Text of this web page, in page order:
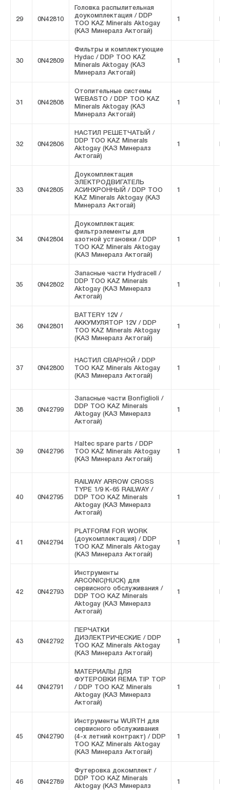
29 0N42810
Головка распылительная
доукомплектация / DDP
ТОО KAZ Minerals Aktogay
(КАЗ Минералз Актогай)
1
30 0N42809
Фильтры и комплектующие
Hydac / DDP ТОО KAZ
Minerals Aktogay (КАЗ
Минералз Актогай)
1
31 0N42808
Отопительные системы
WEBASTO / DDP ТОО KAZ
Minerals Aktogay (КАЗ
Минералз Актогай)
1
32 0N42806
НАСТИЛ РЕШЕТЧАТЫЙ /
DDP ТОО KAZ Minerals
Aktogay (КАЗ Минералз
Актогай)
1
33 0N42805
Доукомплектация
ЭЛЕКТРОДВИГАТЕЛЬ
АСИНХРОННЫЙ / DDP ТОО
KAZ Minerals Aktogay (КАЗ
Минералз Актогай)
1
34 0N42804
Доукомплектация:
фильтрэлементы для
азотной установки / DDP
ТОО KAZ Minerals Aktogay
(КАЗ Минералз Актогай)
1
35 0N42802
Запасные части Hydracell /
DDP ТОО KAZ Minerals
Aktogay (КАЗ Минералз
Актогай)
1
36 0N42801
BATTERY 12V /
АККУМУЛЯТОР 12V / DDP
ТОО KAZ Minerals Aktogay
(КАЗ Минералз Актогай)
1
37 0N42800
НАСТИЛ СВАРНОЙ / DDP
ТОО KAZ Minerals Aktogay
(КАЗ Минералз Актогай)
1
38 0N42799
Запасные части Bonfiglioli /
DDP ТОО KAZ Minerals
Aktogay (КАЗ Минералз
Актогай)
1
39 0N42796
Haltec spare parts / DDP
ТОО KAZ Minerals Aktogay
(КАЗ Минералз Актогай)
1
40 0N42795
RAILWAY ARROW CROSS
TYPE 1/9 К-65 RAILWAY /
DDP ТОО KAZ Minerals
Aktogay (КАЗ Минералз
Актогай)
1
41 0N42794
PLATFORM FOR WORK
(доукомплектация) / DDP
ТОО KAZ Minerals Aktogay
(КАЗ Минералз Актогай)
1
42 0N42793
Инструменты
ARCONIC(HUCK) для
сервисного обслуживания /
DDP ТОО KAZ Minerals
Aktogay (КАЗ Минералз
Актогай)
1
43 0N42792
ПЕРЧАТКИ
ДИЭЛЕКТРИЧЕСКИЕ / DDP
ТОО KAZ Minerals Aktogay
(КАЗ Минералз Актогай)
1
44 0N42791
МАТЕРИАЛЫ ДЛЯ
ФУТЕРОВКИ REMA TIP TOP
/ DDP ТОО KAZ Minerals
Aktogay (КАЗ Минералз
Актогай)
1
45 0N42790
Инструменты WURTH для
сервисного обслуживания
(4-х летний контракт) / DDP
ТОО KAZ Minerals Aktogay
(КАЗ Минералз Актогай)
1
46 0N42789
Футеровка докомплект /
DDP ТОО KAZ Minerals
Aktogay (КАЗ Минералз
1